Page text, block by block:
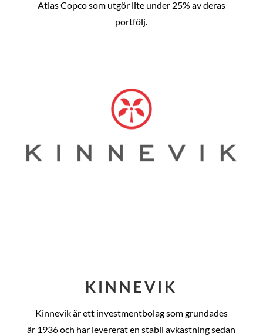
Atlas Copco som utgör lite under 25% av deras
portfölj.
KINNEVIK
Kinnevik är ett investmentbolag som grundades
år 1936 och har levererat en stabil avkastning sedan